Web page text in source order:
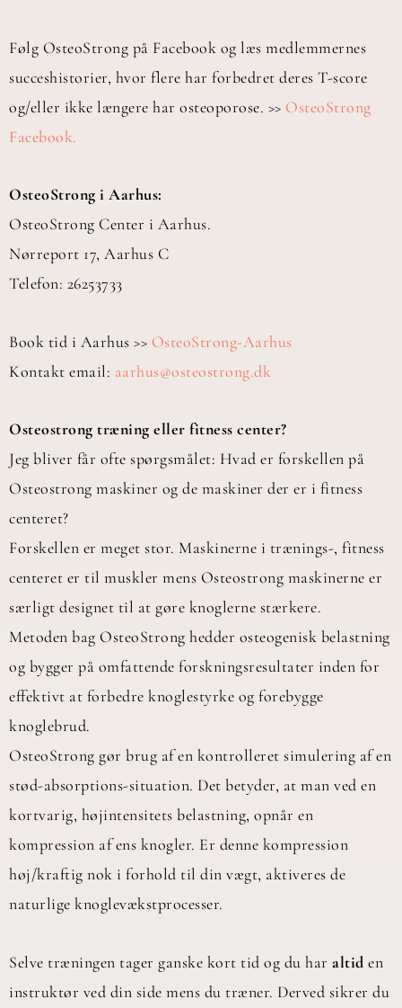
Følg OsteoStrong på Facebook og læs medlemmernes
succeshistorier, hvor flere har forbedret deres T-score
og/eller ikke længere har osteoporose. >> OsteoStrong
Facebook.
OsteoStrong i Aarhus:
OsteoStrong Center i Aarhus.
Nørreport 17, Aarhus C
Telefon: 26253733
Book tid i Aarhus >> OsteoStrong-Aarhus
Kontakt email: aarhus@osteostrong.dk
Osteostrong træning eller fitness center?
Jeg bliver får ofte spørgsmålet: Hvad er forskellen på
Osteostrong maskiner og de maskiner der er i fitness
centeret?
Forskellen er meget stor. Maskinerne i trænings-, fitness
centeret er til muskler mens Osteostrong maskinerne er
særligt designet til at gøre knoglerne stærkere.
Metoden bag OsteoStrong hedder osteogenisk belastning
og bygger på omfattende forskningsresultater inden for
effektivt at forbedre knoglestyrke og forebygge
knoglebrud.
OsteoStrong gør brug af en kontrolleret simulering af en
stød-absorptions-situation. Det betyder, at man ved en
kortvarig, højintensitets belastning, opnår en
kompression af ens knogler. Er denne kompression
høj/kraftig nok i forhold til din vægt, aktiveres de
naturlige knoglevækstprocesser.
Selve træningen tager ganske kort tid og du har altid en
instruktør ved din side mens du træner. Derved sikrer du